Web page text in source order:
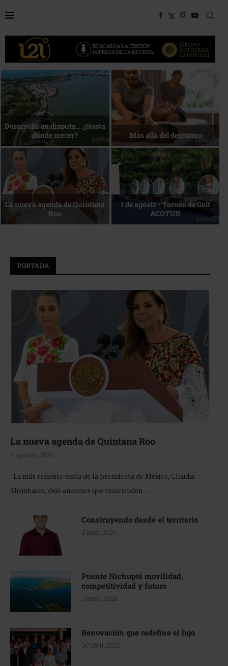
Bottega, un viaje servido a la
mesa
Energía que Impulsa la
competitividad
Reconocimiento de viajeros La esencia del servicio
PORTADA
La nueva agenda de Quintana Roo
4 agosto, 2026
La más reciente visita de la presidenta de México, Claudia
Sheinbaum, dejó anuncios que trascienden …
Construyendo desde el territorio
2 julio, 2026
Puente Nichupté movilidad,
competitividad y futuro
3 junio, 2026
Renovación que redefine el lujo
30 abril, 2026